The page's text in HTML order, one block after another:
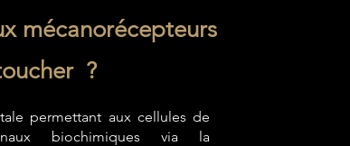
mécanorécepteurs
?
permettant aux cellules de
biochimiques via la